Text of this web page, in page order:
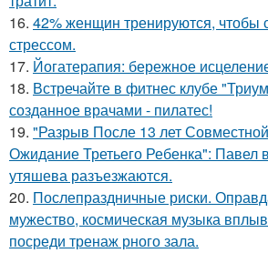
16. 42% женщин тренируются, чтобы
стрессом.
17. Йогатерапия: бережное
18. Встречайте в фитнес клубе
созданное врачами - пилатес!
19. "Разрыв После 13 лет
Ожидание Третьего Ребенка": Павел
утяшева разъезжаются.
20. Послепраздничные риски.
мужество, космическая музыка
посреди тренаж рного зала.